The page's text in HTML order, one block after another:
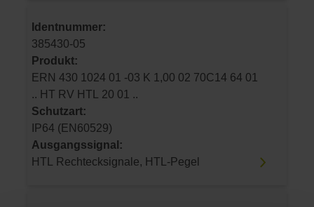
Identnummer:
385430-05
Produkt:
ERN 430 1024 01 -03 K 1,00 02 70C14 64 01
.. HT RV HTL 20 01 ..
Schutzart:
IP64 (EN60529)
Ausgangssignal:
HTL Rechtecksignale, HTL-Pegel